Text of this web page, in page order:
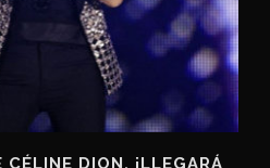
CÉLINE DION, ¡LLEGARÁ